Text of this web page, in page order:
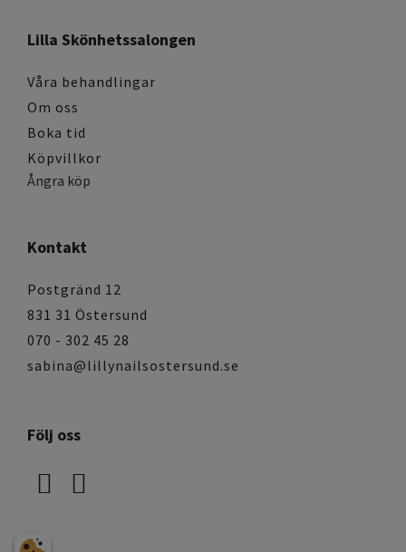
Lilla Skönhetssalongen
Våra behandlingar
Om oss
Boka tid
Köpvillkor
Ångra köp
Kontakt
Postgränd 12
831 31 Östersund
070 - 302 45 28
sabina@lillynailsostersund.se
Följ oss